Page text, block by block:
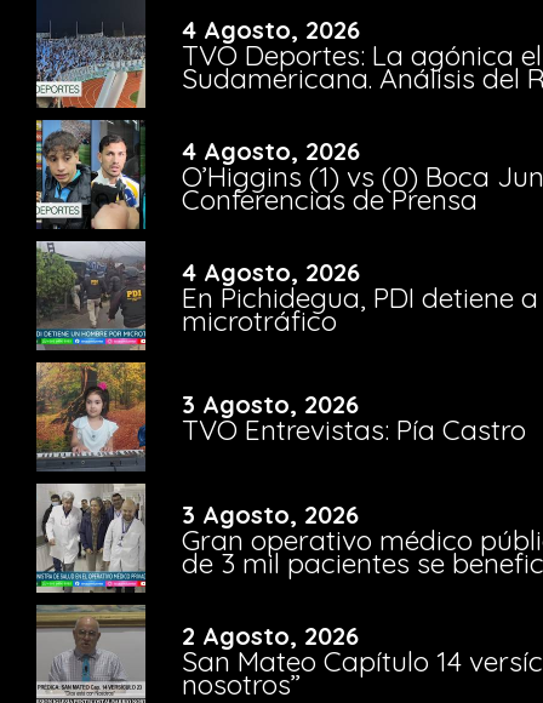
4 Agosto, 2026
TVO Deportes: La agónica
Sudamericana. Análisis del
4 Agosto, 2026
O’Higgins (1) vs (0) Boca
Conferencias de Prensa
4 Agosto, 2026
En Pichidegua, PDI detiene
microtráfico
3 Agosto, 2026
TVO Entrevistas: Pía Castro
3 Agosto, 2026
Gran operativo médico
de 3 mil pacientes se
2 Agosto, 2026
San Mateo Capítulo 14
nosotros”